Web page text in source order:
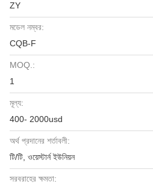
ZY
মডেল নম্বর:
CQB-F
MOQ.:
1
মূল্য:
400- 2000usd
অর্থ প্রদানের শর্তাবলী:
টি/টি, ওয়েস্টার্ন ইউনিয়ন
সরবরাহের ক্ষমতা: